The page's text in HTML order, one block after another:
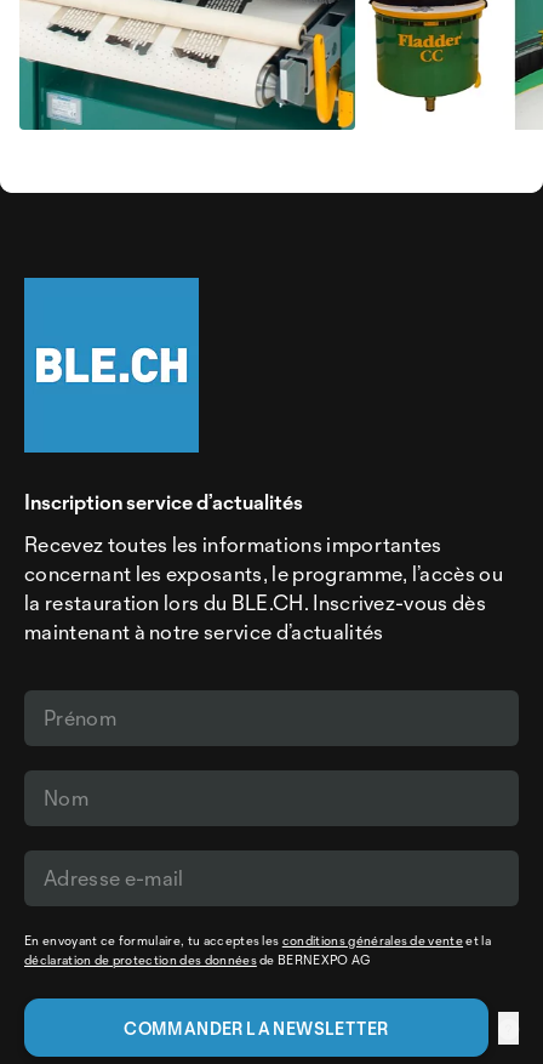
Inscription service d’actualités
Recevez toutes les informations importantes
concernant les exposants, le programme, l’accès ou
la restauration lors du BLE.CH. Inscrivez-vous dès
maintenant à notre service d’actualités
En envoyant ce formulaire, tu acceptes les conditions générales de venteet la
déclaration de protection des donnéesde BERNEXPO AG